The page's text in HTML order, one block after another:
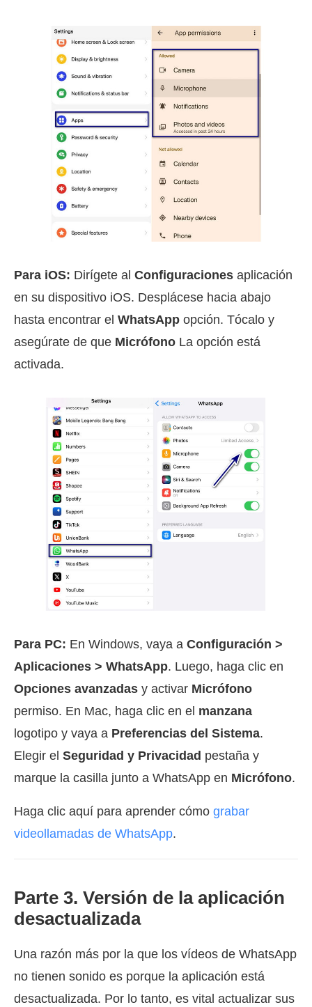
Para iOS: Dirígete al Configuraciones aplicación
en su dispositivo iOS. Desplácese hacia abajo
hasta encontrar el WhatsApp opción. Tócalo y
asegúrate de que Micrófono La opción está
activada.
Para PC: En Windows, vaya a Configuración >
Aplicaciones > WhatsApp. Luego, haga clic en
Opciones avanzadas y activar Micrófono
permiso. En Mac, haga clic en el manzana
logotipo y vaya a Preferencias del Sistema.
Elegir el Seguridad y Privacidad pestaña y
marque la casilla junto a WhatsApp en Micrófono.
Haga clic aquí para aprender cómo grabar
videollamadas de WhatsApp.
Parte 3. Versión de la aplicación
desactualizada
Una razón más por la que los vídeos de WhatsApp
no tienen sonido es porque la aplicación está
desactualizada. Por lo tanto, es vital actualizar sus